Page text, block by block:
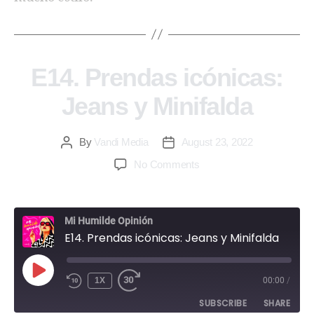
E14. Prendas icónicas:
Jeans y Minifalda
By Vandi Media
August 23, 2022
No Comments
Mi Humilde Opinión
E14. Prendas icónicas: Jeans y Minifalda
1X 00:00 /
SUBSCRIBE SHARE